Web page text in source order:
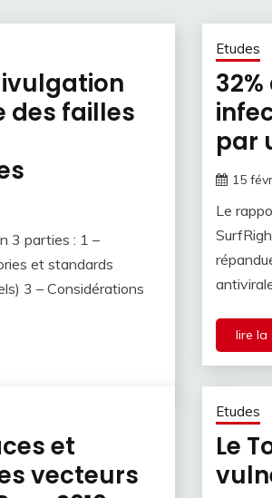
des failles
3 parties : 1 –
et standards
3 – Considérations
Etudes
par
15
Le
lire la
et
vecteurs
Etudes
Le